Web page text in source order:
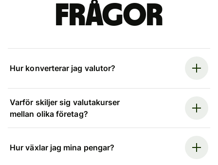
frågor
Hur konverterar jag valutor?
Varför skiljer sig valutakurser
mellan olika företag?
Hur växlar jag mina pengar?